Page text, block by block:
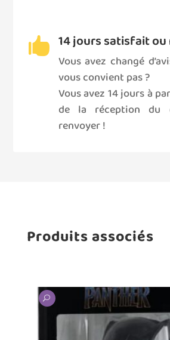
 14 jours satisfait
Vous avez changé
vous convient pas ?
Vous avez 14 jours à
de la réception du
renvoyer !
Produits associés
U